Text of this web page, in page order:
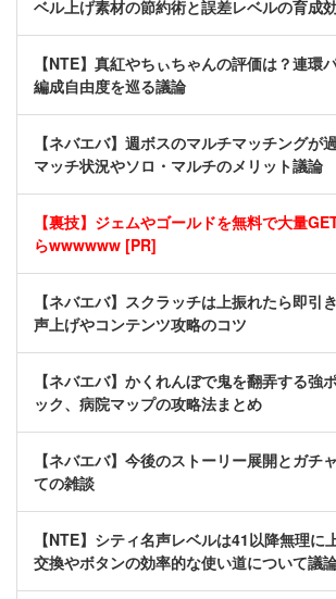
ベル上げ素材の節約術と誤差レベルの育成
【NTE】真紅やちぃちゃんの評価は？連環
編成自由度を巡る議論
【ネバエバ】週ボスのマルチマッチングが
マッチ状況やソロ・マルチのメリット議論
【裏技】ジェムやゴールドを無料で大量
らwwwwww [PR]
【ネバエバ】スクラッチは上振れたら即引
声上げやコンテンツ攻略のコツ
【ネバエバ】かくれんぼで鬼を翻弄する強
ック、病院マップの攻略法まとめ
【ネバエバ】今後のストーリー展開とガチ
ての雑談
【NTE】シティ名声レベルは41以降無理に
交換やボタンの効率的な使い道について議